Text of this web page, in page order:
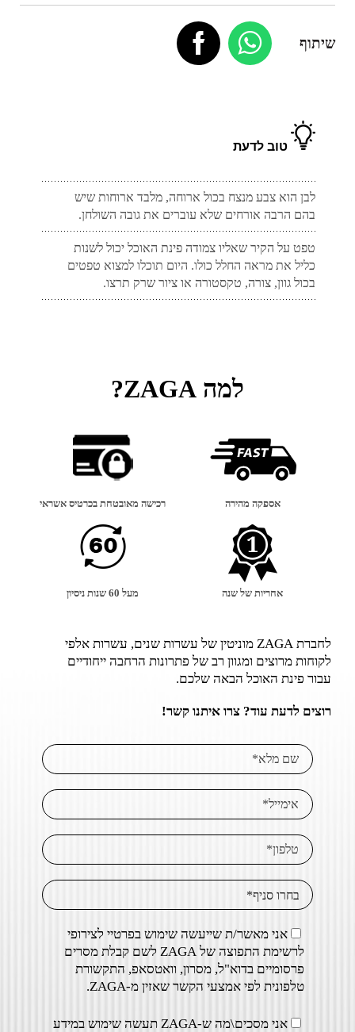
שיתוף
טוב לדעת
לבן הוא צבע מנצח בכול ארוחה, מלבד ארוחות שיש
בהם הרבה אורחים שלא עוברים את גובה השולחן.
טפט על הקיר שאליו צמודה פינת האוכל יכול לשנות
כליל את מראה החלל כולו. היום תוכלו למצוא טפטים
בכול גוון, צורה, טקסטורה או ציור שרק תרצו.
למה ZAGA?
אספקה מהירה רכישה מאובטחת בכרטיס אשראי
אחריות של שנה מעל 60 שנות ניסיון
לחברת ZAGA מוניטין של עשרות שנים, עשרות אלפי
לקוחות מרוצים ומגוון רב של פתרונות הרחבה ייחודיים
עבור פינת האוכל הבאה שלכם.
רוצים לדעת עוד? צרו איתנו קשר!
אני מאשר/ת שייעשה שימוש בפרטיי לצירופי
לרשימת התפוצה של ZAGA לשם קבלת מסרים
פרסומיים בדוא"ל, מסרון, וואטסאפ, התקשורת
טלפונית לפי אמצעי הקשר שאזין מ-ZAGA.
אני מסכים\מה ש-ZAGA תעשה שימוש במידע